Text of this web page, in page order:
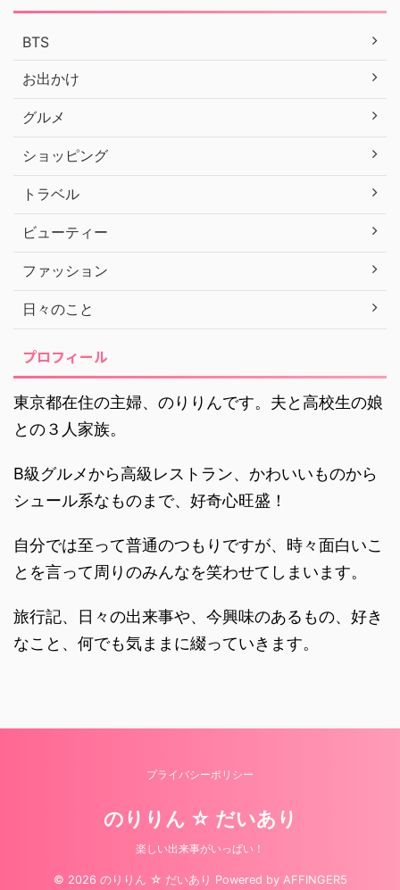
BTS
お出かけ
グルメ
ショッピング
トラベル
ビューティー
ファッション
日々のこと
プロフィール
東京都在住の主婦、のりりんです。夫と高校生の娘
との３人家族。
B級グルメから高級レストラン、かわいいものから
シュール系なものまで、好奇心旺盛！
自分では至って普通のつもりですが、時々面白いこ
とを言って周りのみんなを笑わせてしまいます。
旅行記、日々の出来事や、今興味のあるもの、好き
なこと、何でも気ままに綴っていきます。
プライバシーポリシー
のりりん ☆ だいあり
楽しい出来事がいっぱい！
© 2026 のりりん ☆ だいあり Powered by AFFINGER5